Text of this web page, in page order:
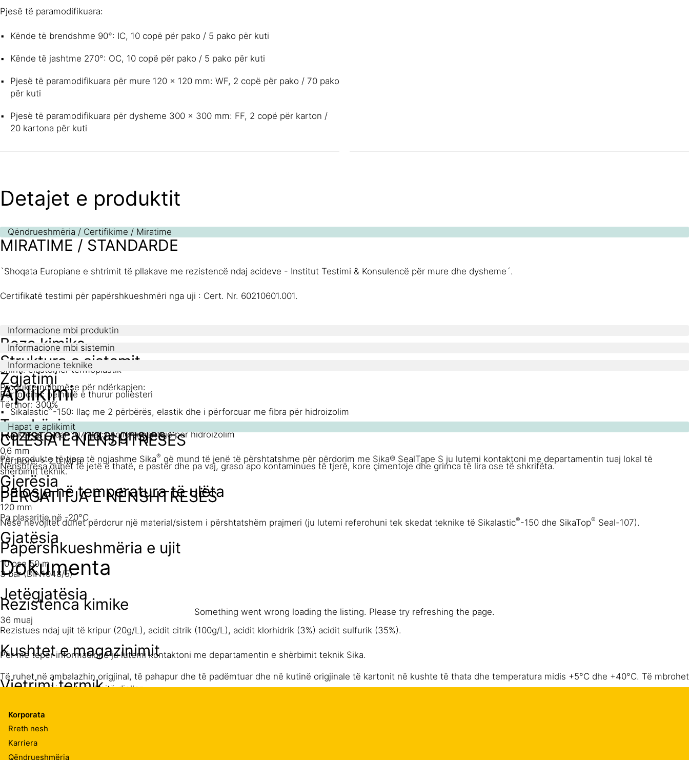
Pjesë të paramodifikuara:
Kënde të brendshme 90°: IC, 10 copë për pako / 5 pako për kuti
Kënde të jashtme 270°: OC, 10 copë për pako / 5 pako për kuti
Pjesë të paramodifikuara për mure 120 x 120 mm: WF, 2 copë për pako / 70 pako
për kuti
Pjesë të paramodifikuara për dysheme 300 x 300 mm: FF, 2 copë për karton /
20 kartona për kuti
Detajet e produktit
Qëndrueshmëria / Certifikime / Miratime
MIRATIME / STANDARDE
`Shoqata Europiane e shtrimit të pllakave me rezistencë ndaj acideve - Institut Testimi & Konsulencë për mure dhe dysheme´.
Certifikatë testimi për papërshkueshmëri nga uji : Cert. Nr. 60210601.001.
Informacione mbi produktin
Baza kimike
Shiriti: elastomer termoplastik
Përforcimi: pëlhurë e thurur poliesteri
Trashësia
0,6 mm
Gjerësia
120 mm
Gjatësia
10 ose 50 m
Jetëgjatësia
36 muaj
Kushtet e magazinimit
Të ruhet në ambalazhin origjinal, të pahapur dhe të padëmtuar dhe në kutinë origjinale të kartonit në kushte të thata dhe temperatura midis +5°C dhe +40°C. Të mbrohet
nga rrezatimi i drejtpërdrejtë diellor.
Informacione mbi sistemin
Struktura e sistemit
Produkte ndihmëse për ndërkapjen:
Sikalastic®-150: llaç me 2 përbërës, elastik dhe i përforcuar me fibra për hidroizolim
SikaTop®Seal-107: llaç i hollë çimentoje për hidroizolim
Për produkte të tjera të ngjashme Sika® që mund të jenë të përshtatshme për përdorim me Sika® SealTape S ju lutemi kontaktoni me departamentin tuaj lokal të
shërbimit teknik.
Informacione teknike
Zgjatimi
Tërthor: 300%
Rezistenca ndaj grisjes
Tërthore: > 2.0 MPa
Palosja në temperatura të ulëta
Pa plasaritje në -20°C
Papërshkueshmëria e ujit
3 bar (DIN1048/5)
Rezistenca kimike
Rezistues ndaj ujit të kripur (20g/L), acidit citrik (100g/L), acidit klorhidrik (3%) acidit sulfurik (35%).
Për më tepër informacione ju lutemi kontaktoni me departamentin e shërbimit teknik Sika.
Vjetrimi termik
-25°C deri në +60°C. Në kushte të thata dhe të lagështa.
Aplikimi
Hapat e aplikimit
CILËSIA E NËNSHTRESËS
Nënshtresa duhet të jetë e thatë, e pastër dhe pa vaj, graso apo kontaminues të tjerë, kore çimentoje dhe grimca të lira ose të shkrifëta.
PËRGATITJA E NËNSHTRESËS
Nëse nevojitet duhet përdorur një material/sistem i përshtatshëm prajmeri (ju lutemi referohuni tek skedat teknike të Sikalastic®-150 dhe SikaTop® Seal-107).
Dokumenta
Something went wrong loading the listing. Please try refreshing the page.
Korporata
Rreth nesh
Karriera
Qëndrueshmëria